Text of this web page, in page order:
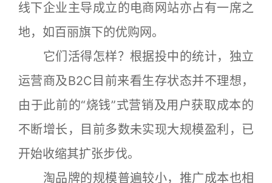
线下企业主导成立的电商网站亦占有一席之
地，如百丽旗下的优购网。
它们活得怎样？根据投中的统计，独立
运营商及B2C目前来看生存状态并不理想，
由于此前的“烧钱”式营销及用户获取成本的
不断增长，目前多数未实现大规模盈利，已
开始收缩其扩张步伐。
淘品牌的规模普遍较小，推广成本也相